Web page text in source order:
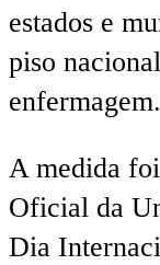
estados e
piso
enfermagem.
A medida
Oficial da
Dia